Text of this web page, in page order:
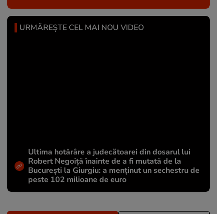
URMĂREȘTE CEL MAI NOU VIDEO
Ultima hotărâre a judecătoarei din dosarul lui
Robert Negoiță înainte de a fi mutată de la
București la Giurgiu: a menținut un sechestru de
peste 102 milioane de euro